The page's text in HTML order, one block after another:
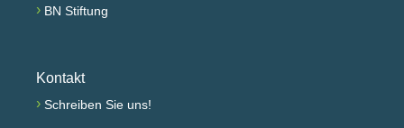
› BN Stiftung
Kontakt
› Schreiben Sie uns!